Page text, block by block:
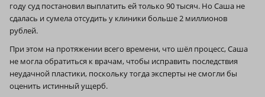
году суд постановил выплатить ей только 90 тысяч. Но Саша не
сдалась и сумела отсудить у клиники больше 2 миллионов
рублей.
При этом на протяжении всего времени, что шёл процесс, Саша
не могла обратиться к врачам, чтобы исправить последствия
неудачной пластики, поскольку тогда эксперты не смогли бы
оценить истинный ущерб.